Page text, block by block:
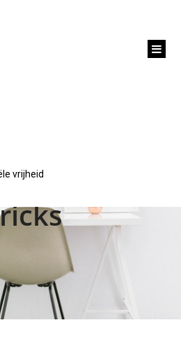
vrijheid
een
lening
tips en